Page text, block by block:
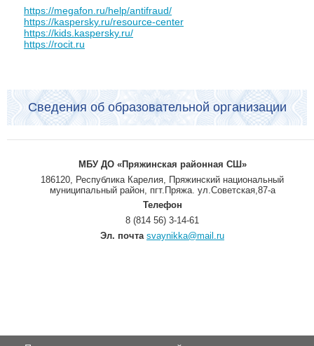
https://megafon.ru/help/antifraud/
https://kaspersky.ru/resource-center
https://kids.kaspersky.ru/
https://rocit.ru
Сведения об образовательной организации
МБУ ДО «Пряжинская районная СШ»
186120, Республика Карелия, Пряжинский национальный
муниципальный район, пгт.Пряжа. ул.Советская,87-а
Телефон
8 (814 56) 3-14-61
Эл. почта svaynikka@mail.ru